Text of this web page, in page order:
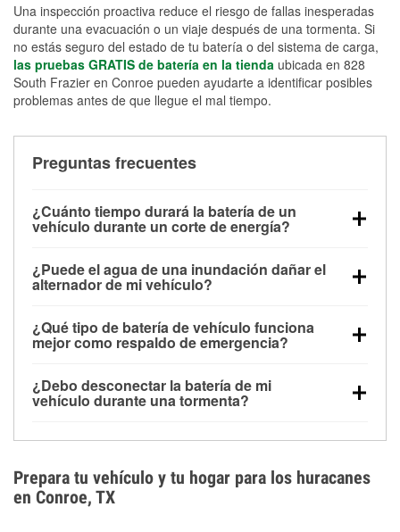
Una inspección proactiva reduce el riesgo de fallas inesperadas
durante una evacuación o un viaje después de una tormenta. Si
no estás seguro del estado de tu batería o del sistema de carga,
las pruebas GRATIS de batería en la tienda ubicada en 828
South Frazier en Conroe pueden ayudarte a identificar posibles
problemas antes de que llegue el mal tiempo.
Preguntas frecuentes
¿Cuánto tiempo durará la batería de un
vehículo durante un corte de energía?
alimentar pequeños accesorios durante un tiempo
limitado, pero el uso repetido sin conducir el vehículo
contar con un equipo de carga de respaldo para
cortes prolongados.
¿Puede el agua de una inundación dañar el
alternador de mi vehículo?
parte baja del compartimento del motor y pueden
dañarse si se sumergen, lo que puede provocar una
días después de la exposición.
¿Qué tipo de batería de vehículo funciona
mejor como respaldo de emergencia?
para aplicaciones de ciclo profundo porque son
selladas, resistentes a las vibraciones y más
¿Debo desconectar la batería de mi
vehículo durante una tormenta?
los daños por inundación. Evitar el agua estancada y
preparar opciones de carga de respaldo son
medidas de protección más efectivas.
Prepara tu vehículo y tu hogar para los huracanes
en Conroe, TX